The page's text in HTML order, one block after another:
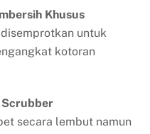
Khusus
untuk
kotoran
Scrubber
secara lembut namun